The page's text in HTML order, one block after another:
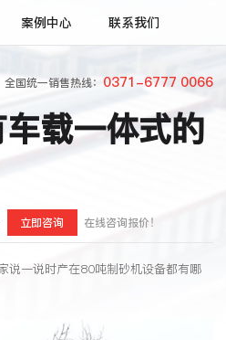
案例中心 联系我们
全国统一销售热线： 0371-6777 0066
载一体式的
立即咨询 在线咨询报价！
说一说时产在80吨制砂机设备都有哪